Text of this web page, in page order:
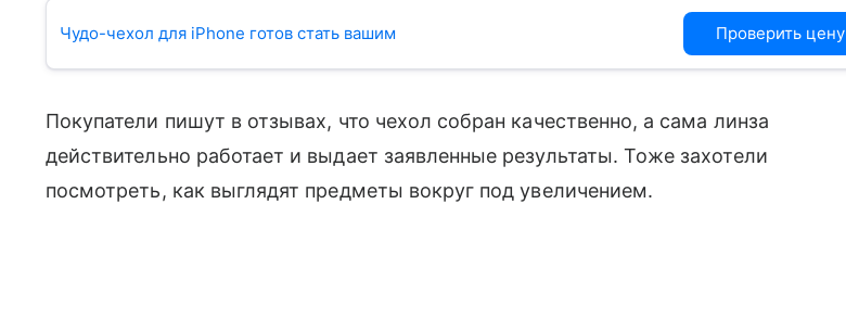
Чудо-чехол для iPhone готов стать вашим Проверить цену
Покупатели пишут в отзывах, что чехол собран качественно, а сама линза
действительно работает и выдает заявленные результаты. Тоже захотели
посмотреть, как выглядят предметы вокруг под увеличением.